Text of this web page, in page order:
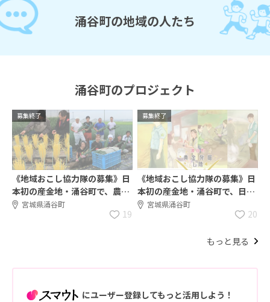
涌谷町の地域の人たち
涌谷町のプロジェクト
募集終了
《地域おこし協力隊の募集》日
本初の産金地・涌谷町で、農業
の匠とともに、農業の活性化に
挑戦する仲間となる地域おこし
宮城県涌谷町
19
募集終了
《地域おこし協力隊の募集》日
本初の産金地・涌谷町で、日本
唯一の歴史遺産を地域資源とし
て磨き上げ、交流人口につなげ
宮城県涌谷町
20
もっと見る
にユーザー登録してもっと活用しよう！